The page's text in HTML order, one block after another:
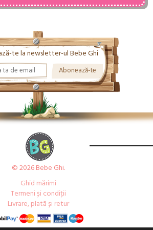
te la newsletter-ul Bebe Ghi
© 2026 Bebe Ghi.
Ghid mărimi
Termeni și condiții
Livrare, plată și retur